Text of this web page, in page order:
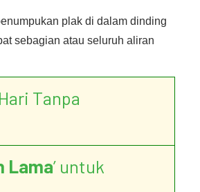
plak di dalam dinding
sebagian atau seluruh aliran
Tanpa
Lama’ untuk